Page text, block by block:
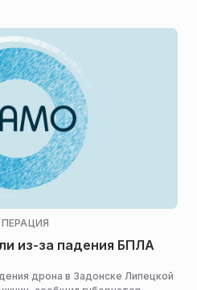
из-за падения БПЛА
дрона в Задонске Липецкой